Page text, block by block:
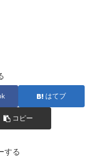
はてブ
コピー
する